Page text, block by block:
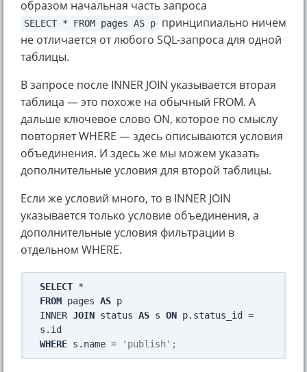
образом начальная часть запроса
SELECT * FROM pages AS p
принципиально ничем
не отличается от любого SQL-запроса для одной
таблицы.
В запросе после INNER JOIN указывается вторая
таблица — это похоже на обычный FROM. А
дальше ключевое слово ON, которое по смыслу
повторяет WHERE — здесь описываются условия
объединения. И здесь же мы можем указать
дополнительные условия для второй таблицы.
Если же условий много, то в INNER JOIN
указывается только условие объединения, а
дополнительные условия фильтрации в
отдельном WHERE.
SELECT
FROM pages AS p
INNER JOIN status AS s ON p.status_id =
WHERE s.name = 'publish';